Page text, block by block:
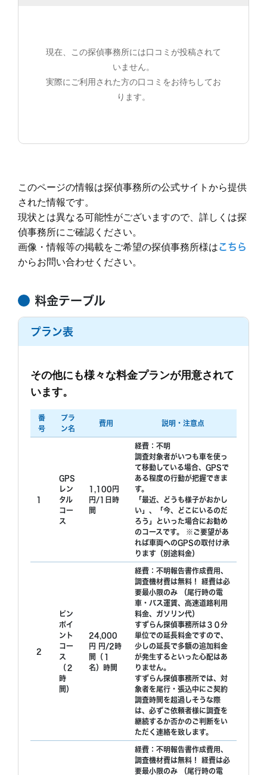
現在、この探偵事務所には口コミが投稿されて
いません。
実際にご利用された方の口コミをお待ちしてお
ります。
このページの情報は探偵事務所の公式サイトから提供
された情報です。
現状とは異なる可能性がございますので、詳しくは探
偵事務所にご確認ください。
画像・情報等の掲載をご希望の探偵事務所様はこちら
からお問い合わせください。
料金テーブル
プラン表
その他にも様々な料金プランが用意されて
います。
番
号
プラ
ン名
費用 説明・注意点
1
GPS
レン
タル
コー
ス
1,100円
円/1日時
間
経費：不明
調査対象者がいつも車を使っ
て移動している場合、GPSで
ある程度の行動が把握できま
す。
「最近、どうも様子がおかし
い」、「今、どこにいるのだ
ろう」といった場合にお勧め
のコースです。 ※ご要望があ
れば車両へのGPSの取付け承
ります（別途料金）
2
ピン
ポイ
ント
コー
ス
（２
時
間）
24,000
円 円/2時
間（１
名）時間
経費：不明報告書作成費用、
調査機材費は無料！ 経費は必
要最小限のみ （尾行時の電
車・バス運賃、高速道路利用
料金、ガソリン代）
すずらん探偵事務所は３０分
単位での延長料金ですので、
少しの延長で多額の追加料金
が発生するといった心配はあ
りません。
すずらん探偵事務所では、対
象者を尾行・張込中にご契約
調査時間を超過しそうな際
は、必ずご依頼者様に調査を
継続するか否かのご判断をい
ただく連絡を致します。
経費：不明報告書作成費用、
調査機材費は無料！ 経費は必
要最小限のみ （尾行時の電